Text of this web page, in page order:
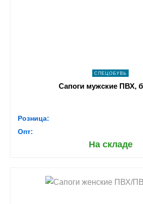
СПЕЦОБУВЬ
Сапоги мужские ПВХ,
Розница:
Опт:
На складе
shopping_cart В